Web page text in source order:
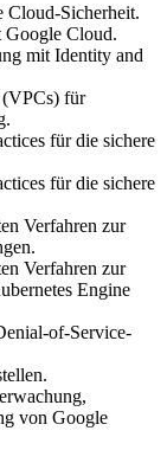
Cloud-Sicherheit.
Google Cloud.
mit Identity and
für
für die sichere
für die sichere
Verfahren zur
Verfahren zur
Engine
of-Service-
von Google